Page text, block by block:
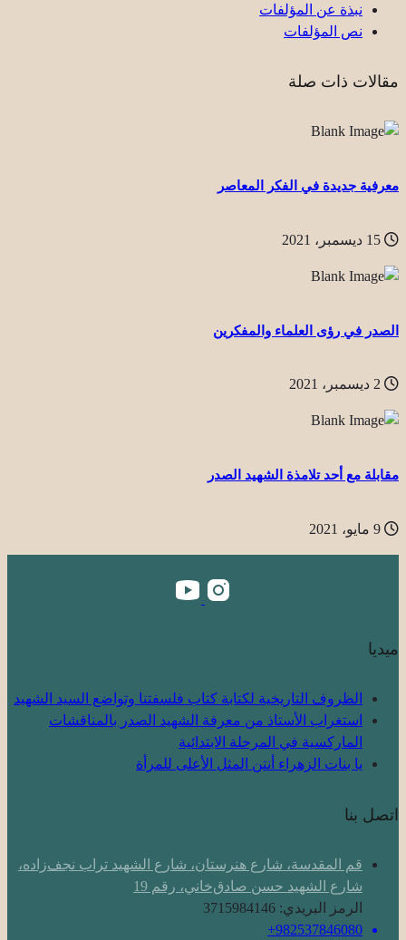
نبذة عن المؤلفات
نص المؤلفات
مقالات ذات صلة
معرفية جديدة في الفكر المعاصر
الصدر في رؤى العلماء والمفكرين
مقابلة مع أحد تلامذة الشهيد الصدر
ميديا
الظروف التاريخية لكتابة كتاب فلسفتنا وتواضع السيد الشهيد
استغراب الأستاذ من معرفة الشهيد الصدر بالمناقشات
الماركسية في المرحلة الابتدائية
یا بنات الزهراء أنتن المثل الأعلى للمرأة
اتصل بنا
قم المقدسة، شارع هنرستان، شارع الشهيد تراب نجف‌زاده،
شارع الشهيد حسن صادق‌خاني، رقم 19
الرمز البريدي: 3715984146
982537846080+